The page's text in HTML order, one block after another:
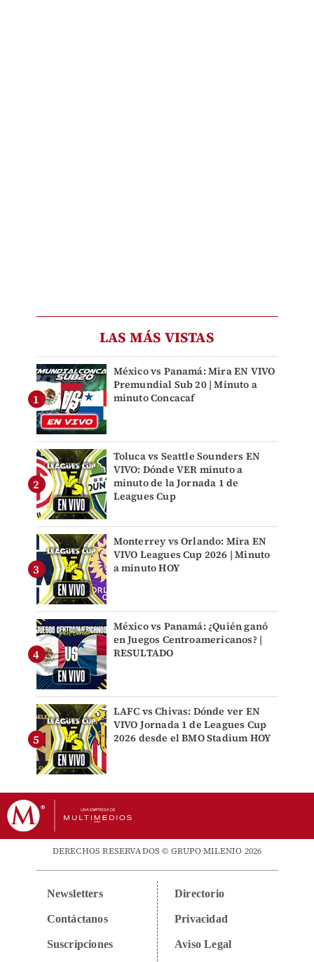
LAS MÁS VISTAS
México vs Panamá: Mira EN VIVO
Premundial Sub 20 | Minuto a
minuto Concacaf
Toluca vs Seattle Sounders EN
VIVO: Dónde VER minuto a
minuto de la Jornada 1 de
Leagues Cup
Monterrey vs Orlando: Mira EN
VIVO Leagues Cup 2026 | Minuto
a minuto HOY
México vs Panamá: ¿Quién ganó
en Juegos Centroamericanos? |
RESULTADO
LAFC vs Chivas: Dónde ver EN
VIVO Jornada 1 de Leagues Cup
2026 desde el BMO Stadium HOY
DERECHOS RESERVADOS © GRUPO MILENIO 2026
Newsletters
Contáctanos
Suscripciones
Directorio
Privacidad
Aviso Legal